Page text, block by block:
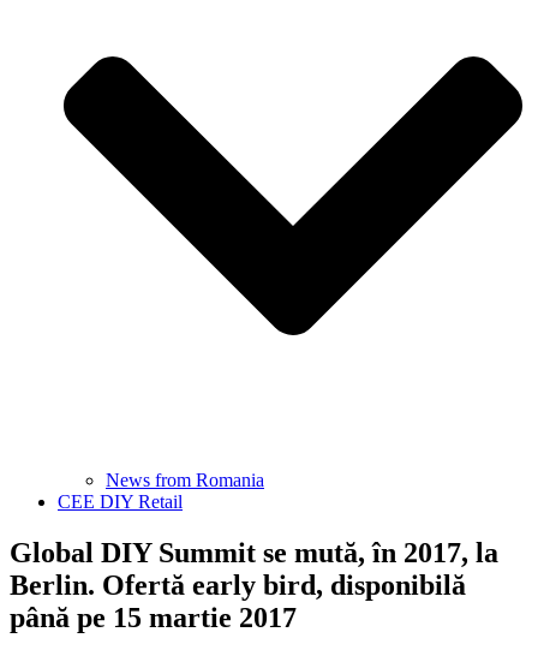
News from Romania
CEE DIY Retail
Global DIY Summit se mută, în 2017, la
Berlin. Ofertă early bird, disponibilă
până pe 15 martie 2017